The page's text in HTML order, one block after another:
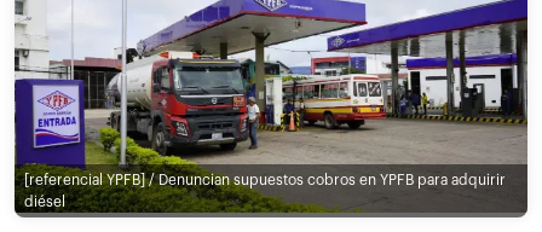
[referencial YPFB] / Denuncian supuestos cobros en YPFB para adquirir
diésel